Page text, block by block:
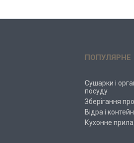
ПОПУЛЯРНЕ
Сушарки і
посуду
Зберігання
Відра і
Кухонне